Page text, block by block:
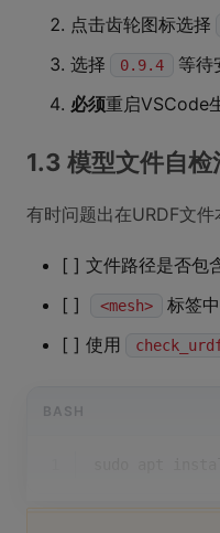
点击齿轮图标选择
选择 0.9.4
等待
必须重启VSCode
1.3 模型文件自检
有时问题出在URDF文
[ ] 文件路径是否包
[ ]
<mesh>
标签
[ ] 使用
BASH